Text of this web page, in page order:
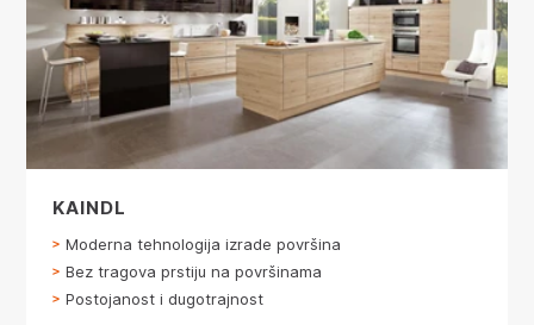
KAINDL
Moderna tehnologija izrade površina
Bez tragova prstiju na površinama
Postojanost i dugotrajnost